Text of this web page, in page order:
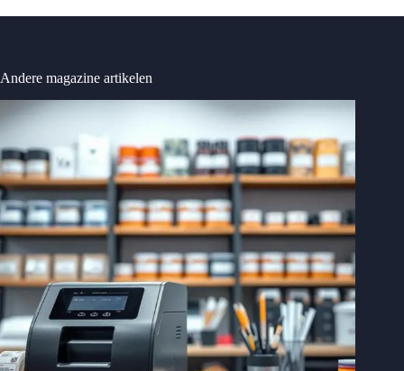
Andere magazine artikelen